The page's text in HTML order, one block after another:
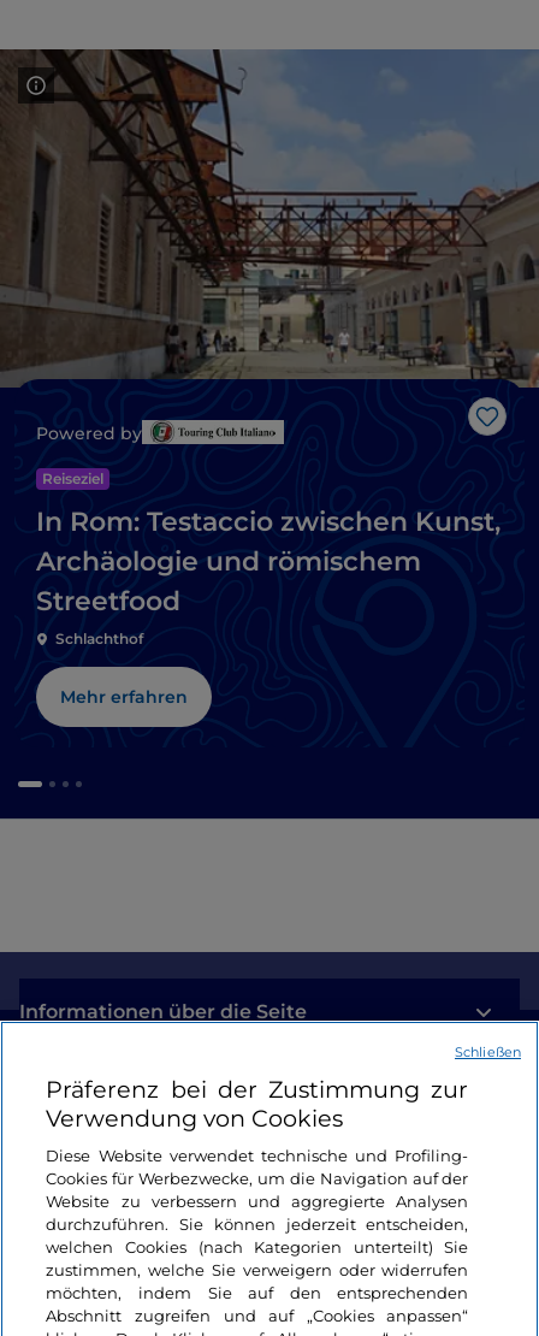
Like
Powered by
Reiseziel
In Rom: Testaccio zwischen Kunst,
Archäologie und römischem
Streetfood
Schlachthof
Mehr erfahren
Informationen über die Seite
Nützliche Links
Login
Bleiben wir in Kontakt
Präferenz bei der Zustimmung zur
Verwendung von Cookies
Diese Website verwendet technische und Profiling-
Cookies für Werbezwecke, um die Navigation auf der
Website zu verbessern und aggregierte Analysen
durchzuführen. Sie können jederzeit entscheiden,
welchen Cookies (nach Kategorien unterteilt) Sie
zustimmen, welche Sie verweigern oder widerrufen
möchten, indem Sie auf den entsprechenden
Abschnitt zugreifen und auf „Cookies anpassen“
Schließen